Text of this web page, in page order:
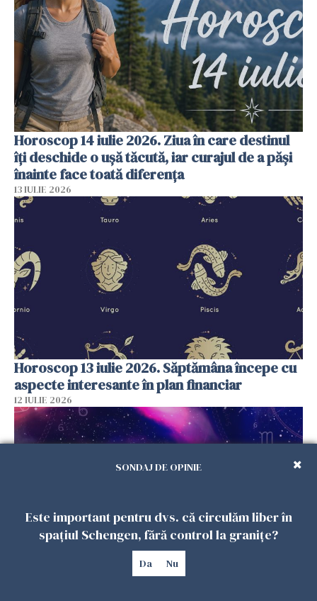
Horoscop 14 iulie 2026. Ziua în care destinul
îți deschide o ușă tăcută, iar curajul de a păși
înainte face toată diferența
13 IULIE 2026
Horoscop 13 iulie 2026. Săptămâna începe cu
aspecte interesante în plan financiar
12 IULIE 2026
Horoscop 12 iulie 2026: O zodie strălucește,
SONDAJ DE OPINIE
Este important pentru dvs. că circulăm liber în
spațiul Schengen, fără control la granițe?
Da Nu